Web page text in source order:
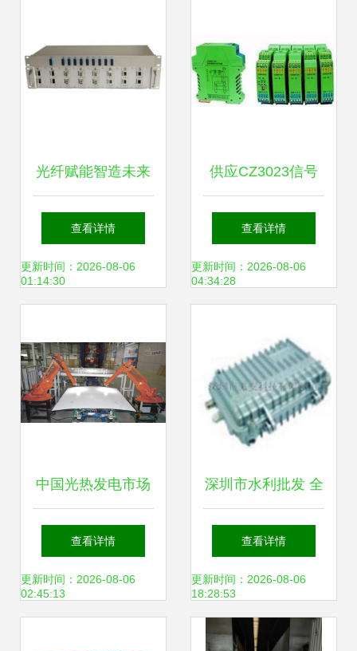
光纤赋能智造未来
广州番禺区传输设
备企业全景图谱
查看详情
更新时间：2026-08-06
01:14:30
供应CZ3023信号
隔离器 价格与厂家
的优质选择——世
库传输设备
查看详情
更新时间：2026-08-06
04:34:28
中国光热发电市场
方兴未艾 中海阳精
耕六载厚积薄发
查看详情
更新时间：2026-08-06
02:45:13
深圳市水利批发 全
链条构建水资源传
输新生态
查看详情
更新时间：2026-08-06
18:28:53